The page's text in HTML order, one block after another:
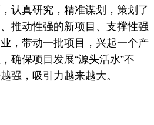
认真研究，精准谋划，策划了
推动性强的新项目、支撑性强
，带动一批项目，兴起一个产
确保项目发展“源头活水”不
强，吸引力越来越大。